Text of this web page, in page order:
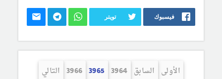
فيسبوك تويتر
الأولى السابق 3964
3965
3966 التالي